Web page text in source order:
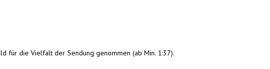
für die Vielfalt der Sendung genommen (ab Min. 1:37).